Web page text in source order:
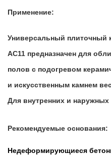
Применение:
Универсальный
АC11 предназначен для
полов с подогревом
и искусственным камнем
Для внутренних и наружных
Рекомендуемые основания:
Недеформирующиеся